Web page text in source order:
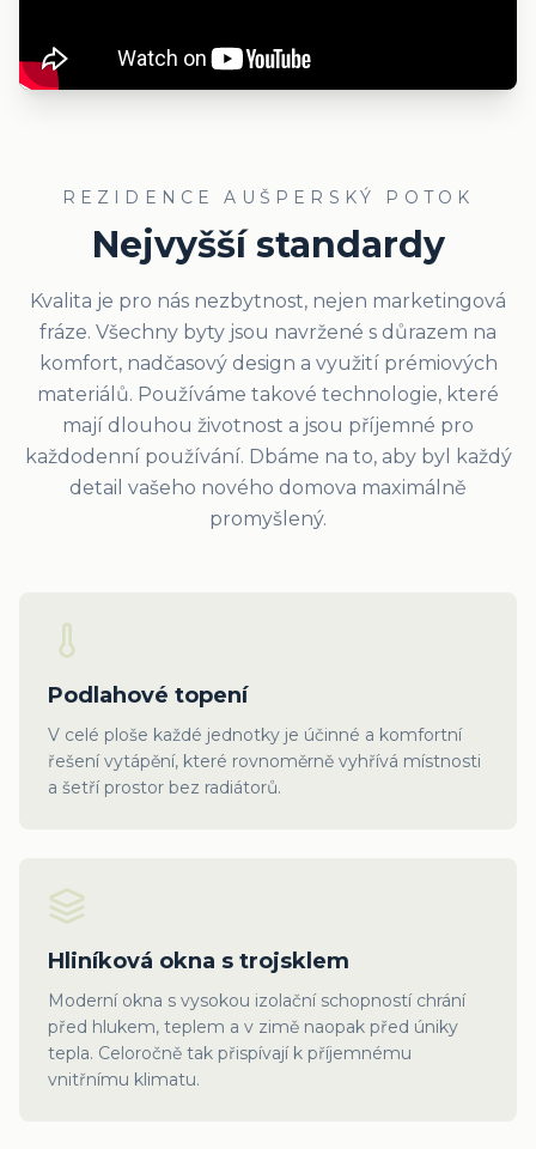
REZIDENCE AUŠPERSKÝ POTOK
Nejvyšší standardy
Kvalita je pro nás nezbytnost, nejen marketingová
fráze. Všechny byty jsou navržené s důrazem na
komfort, nadčasový design a využití prémiových
materiálů. Používáme takové technologie, které
mají dlouhou životnost a jsou příjemné pro
každodenní používání. Dbáme na to, aby byl každý
detail vašeho nového domova maximálně
promyšlený.
Podlahové topení
V celé ploše každé jednotky je účinné a komfortní
řešení vytápění, které rovnoměrně vyhřívá místnosti
a šetří prostor bez radiátorů.
Hliníková okna s trojsklem
Moderní okna s vysokou izolační schopností chrání
před hlukem, teplem a v zimě naopak před úniky
tepla. Celoročně tak přispívají k příjemnému
vnitřnímu klimatu.